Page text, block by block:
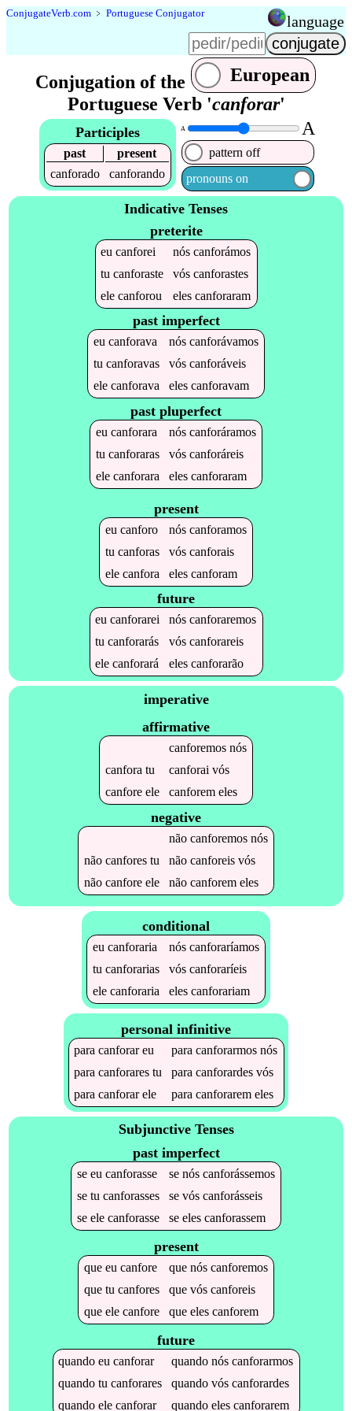
ConjugateVerb.com ﹥ Portuguese Conjugator language
Conjugation of the
European
Portuguese Verb 'canforar'
Participles
past
present
canforado
canforando
A A
pattern off
pronouns on
Indicative Tenses
preterite
eucanforei nóscanforámos
tucanforaste vóscanforastes
elecanforou elescanforaram
past imperfect
eu canforava nós canforávamos
tu canforavas vós canforáveis
ele canforava eles canforavam
past pluperfect
eu canforara nós canforáramos
tu canforaras vós canforáreis
ele canforara eles canforaram
present
eu canforo nós canforamos
tu canforas vós canforais
ele canfora eles canforam
future
eucanforarei nóscanforaremos
tucanforarás vóscanforareis
elecanforará elescanforarão
imperative
affirmative
canforemosnós
canfora tu canforai vós
canforeele canforemeles
negative
não canforemosnós
não canforestu não canforeisvós
não canforeele não canforemeles
conditional
eu canforaria nós canforaríamos
tu canforarias vós canforaríeis
ele canforaria eles canforariam
personal infinitive
paracanforareu paracanforarmos nós
paracanforares tu paracanforardes vós
paracanforarele paracanforarem eles
Subjunctive Tenses
past imperfect
se eu canforasse se nós canforássemos
se tu canforasses se vós canforásseis
se ele canforasse se eles canforassem
present
que eu canfore que nós canforemos
que tu canfores que vós canforeis
que ele canfore que eles canforem
future
quandoeucanforar quandonóscanforarmos
quandotucanforares quandovóscanforardes
quandoelecanforar quandoelescanforarem